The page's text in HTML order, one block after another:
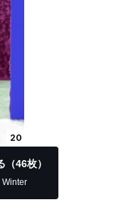
20
46枚）
Winter